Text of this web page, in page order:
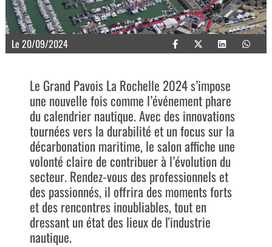
Le 20/09/2024
Le Grand Pavois La Rochelle 2024 s’impose
une nouvelle fois comme l’événement phare
du calendrier nautique. Avec des innovations
tournées vers la durabilité et un focus sur la
décarbonation maritime, le salon affiche une
volonté claire de contribuer à l’évolution du
secteur. Rendez-vous des professionnels et
des passionnés, il offrira des moments forts
et des rencontres inoubliables, tout en
dressant un état des lieux de l'industrie
nautique.